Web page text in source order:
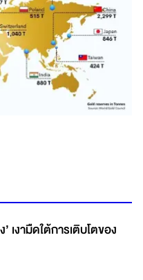
เงามืดใต้การเติบโตของ